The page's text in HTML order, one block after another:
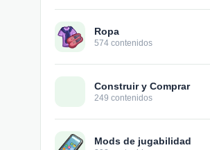
Ropa
574 contenidos
Construir y Comprar
249 contenidos
Mods de jugabilidad